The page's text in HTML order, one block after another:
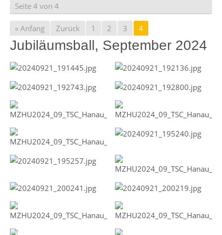
Seite 4 von 4
« Anfang Zurück 1 2 3 4
Jubiläumsball, September 2024